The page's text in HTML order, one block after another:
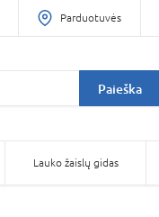
Parduotuvės
Paieška
Lauko žaislų gidas